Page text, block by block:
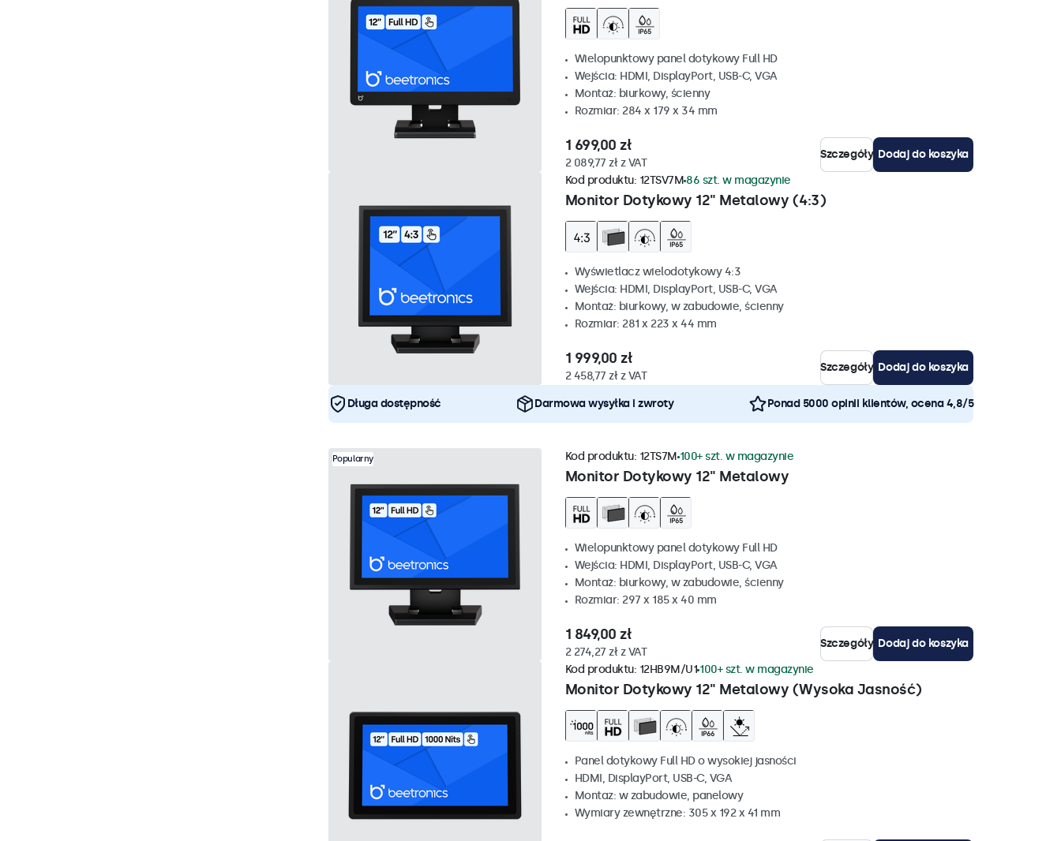
Wielopunktowy panel dotykowy Full HD
Wejścia: HDMI, DisplayPort, USB-C, VGA
Montaż: biurkowy, ścienny
Rozmiar: 284 x 179 x 34 mm
1 699,00 zł
2 089,77 zł z VAT
Szczegóły Dodaj do koszyka
Monitor Dotykowy 12" Metalowy (4:3)
Kod produktu: 12TSV7M 86 szt. w magazynie
Wyświetlacz wielodotykowy 4:3
Wejścia: HDMI, DisplayPort, USB-C, VGA
Montaż: biurkowy, w zabudowie, ścienny
Rozmiar: 281 x 223 x 44 mm
1 999,00 zł
2 458,77 zł z VAT
Szczegóły Dodaj do koszyka
Długa dostępność Darmowa wysyłka i zwroty Ponad 5000 opinii klientów, ocena 4,8/5
Popularny
Monitor Dotykowy 12" Metalowy
Kod produktu: 12TS7M 100+ szt. w magazynie
Wielopunktowy panel dotykowy Full HD
Wejścia: HDMI, DisplayPort, USB-C, VGA
Montaż: biurkowy, w zabudowie, ścienny
Rozmiar: 297 x 185 x 40 mm
1 849,00 zł
2 274,27 zł z VAT
Szczegóły Dodaj do koszyka
Monitor Dotykowy 12" Metalowy (Wysoka Jasność)
Kod produktu: 12HB9M/U1 100+ szt. w magazynie
Panel dotykowy Full HD o wysokiej jasności
HDMI, DisplayPort, USB-C, VGA
Montaz: w zabudowie, panelowy
Wymiary zewnętrzne: 305 x 192 x 41 mm